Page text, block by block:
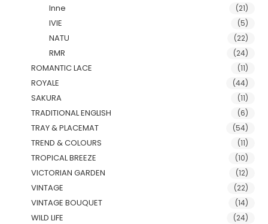
Inne (21)
IVIE (5)
NATU (22)
RMR (24)
ROMANTIC LACE (11)
ROYALE (44)
SAKURA (11)
TRADITIONAL ENGLISH (6)
TRAY & PLACEMAT (54)
TREND & COLOURS (11)
TROPICAL BREEZE (10)
VICTORIAN GARDEN (12)
VINTAGE (22)
VINTAGE BOUQUET (14)
WILD LIFE (24)